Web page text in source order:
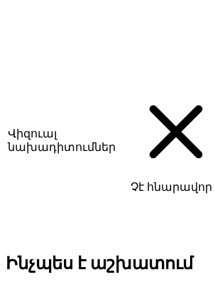
Վիզուալ
նախադիտումներ
Չէ հնարավոր
Ինչպես է աշխատում